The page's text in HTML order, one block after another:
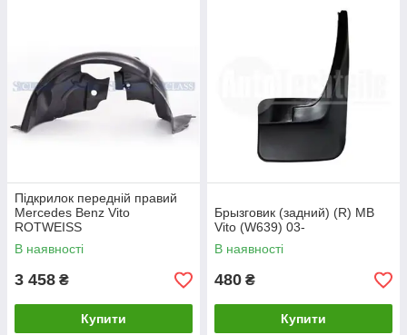
Підкрилок передній правий
Mercedes Benz Vito
ROTWEISS
В наявності
3 458 ₴
Купити
Брызговик (задний) (R) MB
Vito (W639) 03-
В наявності
480 ₴
Купити